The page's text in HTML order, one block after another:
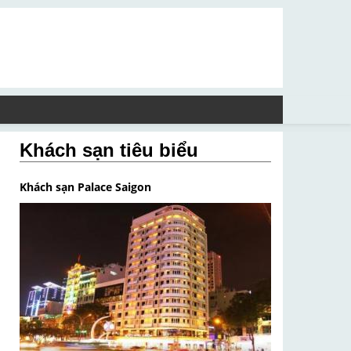
Khách sạn tiêu biểu
Khách sạn Palace Saigon